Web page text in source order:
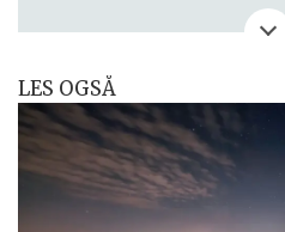
eller kritikk? Eller tips
LES OGSÅ